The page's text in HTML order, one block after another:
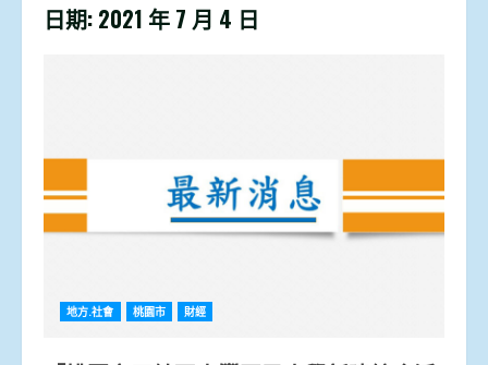
日期: 2021 年 7 月 4 日
地方.社會 桃園市 財經